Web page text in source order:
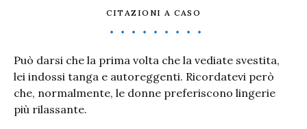
CITAZIONI A CASO
Può darsi che la prima volta che la vediate svestita,
lei indossi tanga e autoreggenti. Ricordatevi però
che, normalmente, le donne preferiscono lingerie
più rilassante.